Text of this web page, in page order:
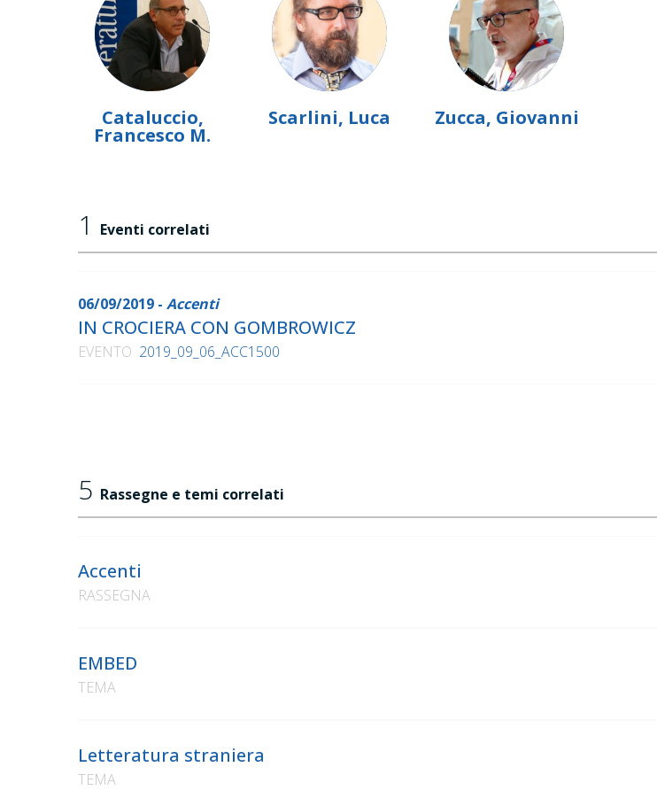
Cataluccio,
Francesco M.
Scarlini, Luca Zucca, Giovanni
1 Eventi correlati
06/09/2019 - Accenti
IN CROCIERA CON GOMBROWICZ
EVENTO 2019_09_06_ACC1500
5 Rassegne e temi correlati
Accenti
RASSEGNA
EMBED
TEMA
Letteratura straniera
TEMA